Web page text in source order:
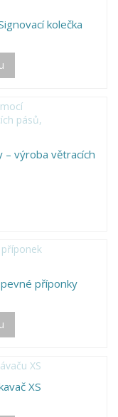
kolečka
– výroba větracích
příponky
XS